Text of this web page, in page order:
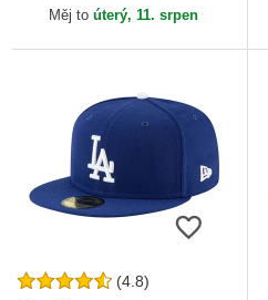
MLB New Era
Měj to úterý, 11. srpen
(4.8)